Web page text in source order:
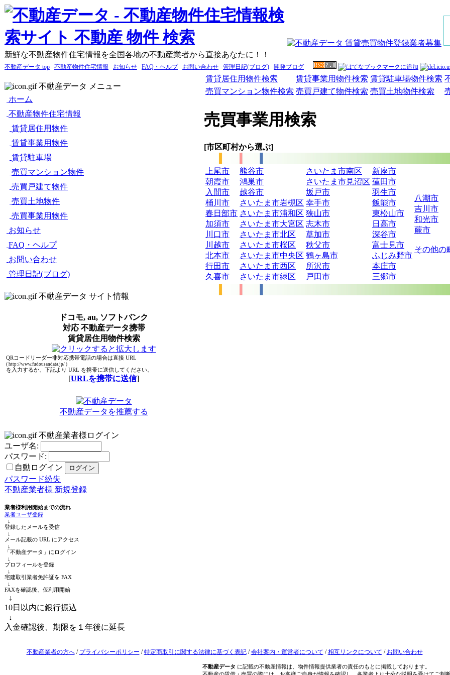
新鮮な不動産物件住宅情報を全国各地の不動産業者から直接あなたに！！
不動産データ top 不動産物件住宅情報 お知らせ FAQ・ヘルプ お問い合わせ 管理日記(ブログ) 開発ブログ
不動産データ メニュー
ホーム
不動産物件住宅情報
賃貸居住用物件
賃貸事業用物件
賃貸駐車場
売買マンション物件
売買戸建て物件
売買土地物件
売買事業用物件
お知らせ
FAQ・ヘルプ
お問い合わせ
管理日記(ブログ)
不動産データ サイト情報
ドコモ, au, ソフトバンク
対応 不動産データ携帯
賃貸居住用物件検索
QRコードリーダー非対応携帯電話の場合は直接 URL
( http://www.fudousandata.jp/ )
を入力するか、下記より URL を携帯に送信してください。
[URLを携帯に送信]
不動産データを推薦する
不動産業者様ログイン
ユーザ名:
パスワード:
自動ログイン
パスワード紛失
不動産業者様 新規登録
業者様利用開始までの流れ
業者ユーザ登録
↓
登録したメールを受信
↓
メール記載の URL にアクセス
↓
「不動産データ」にログイン
↓
プロフィールを登録
↓
宅建取引業者免許証を FAX
↓
FAXを確認後、仮利用開始
↓
10日以内に銀行振込
↓
入金確認後、期限を１年後に延長
賃貸居住用物件検索 賃貸事業用物件検索 賃貸駐車場物件検索
売買マンション物件検索 売買戸建て物件検索 売買土地物件検索
売買事業用検索
[市区町村から選ぶ]
上尾市
朝霞市
入間市
桶川市
春日部市
加須市
川口市
川越市
北本市
行田市
久喜市
熊谷市
鴻巣市
越谷市
さいたま市岩槻区
さいたま市浦和区
さいたま市大宮区
さいたま市北区
さいたま市桜区
さいたま市中央区
さいたま市西区
さいたま市緑区
さいたま市南区
さいたま市見沼区
坂戸市
幸手市
狭山市
志木市
草加市
秩父市
鶴ヶ島市
所沢市
戸田市
新座市
蓮田市
羽生市
飯能市
東松山市
日高市
深谷市
富士見市
ふじみ野市
本庄市
三郷市
八潮市
吉川市
和光市
蕨市
その他の
不動産業者の方へ/ プライバシーポリシー /特定商取引に関する法律に基づく表記/会社案内・運営者について /相互リンクについて / お問い合わせ
不動産データ に記載の不動産情報は、物件情報提供業者の責任のもとに掲載しております。